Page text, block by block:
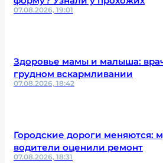
07.08.2026, 19:01
Здоровье мамы и малыша:
грудном вскармливании
07.08.2026, 18:42
Городские дороги меняются:
водители оценили ремонт
07.08.2026, 18:31